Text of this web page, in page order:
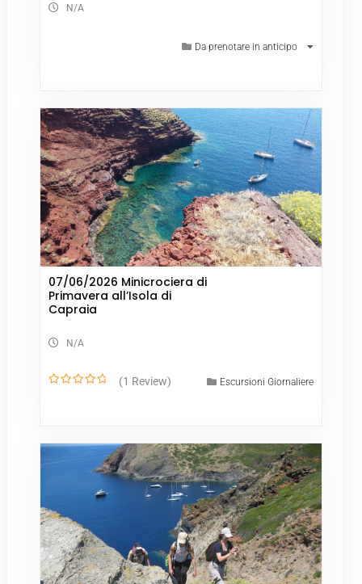
N/A
Da prenotare in anticipo
07/06/2026 Minicrociera di
Primavera all’Isola di
Capraia
N/A
t
(1 Review) Escursioni Giornaliere